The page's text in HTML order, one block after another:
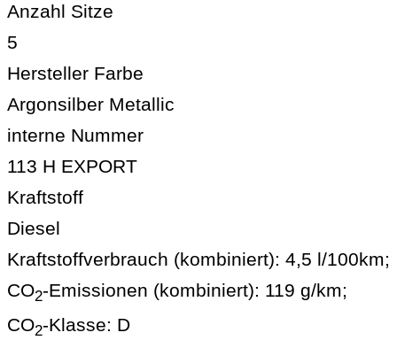
Anzahl Sitze
5
Hersteller Farbe
Argonsilber Metallic
interne Nummer
113 H EXPORT
Kraftstoff
Diesel
Kraftstoffverbrauch (kombiniert): 4,5 l/100km;
CO2-Emissionen (kombiniert): 119 g/km;
CO2-Klasse: D